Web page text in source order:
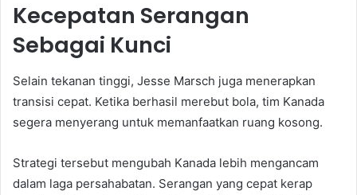
Kecepatan Serangan
Sebagai Kunci
Selain tekanan tinggi, Jesse Marsch juga menerapkan
transisi cepat. Ketika berhasil merebut bola, tim Kanada
segera menyerang untuk memanfaatkan ruang kosong.
Strategi tersebut mengubah Kanada lebih mengancam
dalam laga persahabatan. Serangan yang cepat kerap